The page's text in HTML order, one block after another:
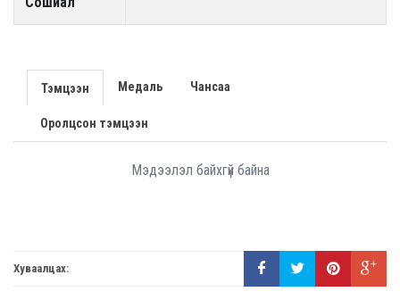
Тэмцээн Медаль Чансаа
Оролцсон тэмцээн
Мэдээлэл байхгүй байна
Хуваалцах: